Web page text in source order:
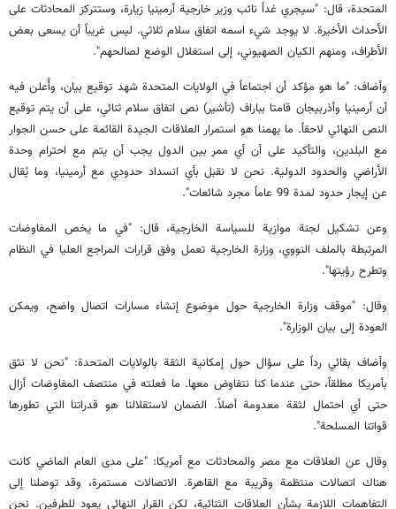
المتحدة، قال: "سيجري غداً نائب وزير خارجية أرمينيا زيارة، وستتركز المحادثات على
الأحداث الأخيرة. لا يوجد شيء اسمه اتفاق سلام ثلاثي. ليس غريباً أن يسعى بعض
الأطراف، ومنهم الكيان الصهيوني، إلى استغلال الوضع لصالحهم".
وأضاف: "ما هو مؤكد أن اجتماعاً في الولايات المتحدة شهد توقيع بيان، وأُعلن فيه
أن أرمينيا وأذربيجان قامتا بباراف (تأشير) نص اتفاق سلام ثنائي، على أن يتم توقيع
النص النهائي لاحقاً. ما يهمنا هو استمرار العلاقات الجيدة القائمة على حسن الجوار
مع البلدين، والتأكيد على أن أي ممر بين الدول يجب أن يتم مع احترام وحدة
الأراضي والحدود الدولية. نحن لا نقبل بأي انسداد حدودي مع أرمينيا، وما يُقال
عن إيجار حدود لمدة 99 عاماً مجرد شائعات".
وعن تشكيل لجنة موازية للسياسة الخارجية، قال: "في ما يخص المفاوضات
المرتبطة بالملف النووي، وزارة الخارجية تعمل وفق قرارات المراجع العليا في النظام
وتطرح رؤيتها".
وقال: "موقف وزارة الخارجية حول موضوع إنشاء مسارات اتصال واضح، ويمكن
العودة إلى بيان الوزارة".
وأضاف بقائي رداً على سؤال حول إمكانية الثقة بالولايات المتحدة: "نحن لا نثق
بأمريكا مطلقاً، حتى عندما كنا نتفاوض معها. ما فعلته في منتصف المفاوضات أزال
حتى أي احتمال لثقة معدومة أصلاً. الضمان لاستقلالنا هو قدراتنا التي تطورها
قواتنا المسلحة".
وقال عن العلاقات مع مصر والمحادثات مع أمريكا: "على مدى العام الماضي كانت
هناك اتصالات منتظمة وقريبة مع القاهرة. الاتصالات مستمرة، وقد توصلنا إلى
التفاهمات اللازمة بشأن العلاقات الثنائية، لكن القرار النهائي يعود للطرفين. نحن